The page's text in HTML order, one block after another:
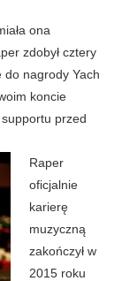
ona
zdobył cztery
do nagrody Yach
koncie
przed
Raper
oficjalnie
karierę
muzyczną
zakończył w
2015 roku